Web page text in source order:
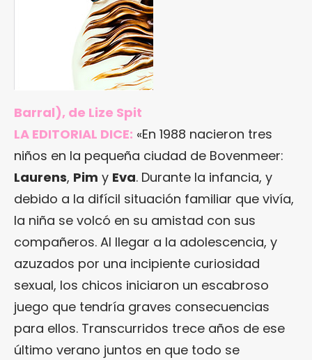
Barral), de Lize Spit
LA EDITORIAL DICE: «En 1988 nacieron tres
niños en la pequeña ciudad de Bovenmeer:
Laurens, Pim y Eva. Durante la infancia, y
debido a la difícil situación familiar que vivía,
la niña se volcó en su amistad con sus
compañeros. Al llegar a la adolescencia, y
azuzados por una incipiente curiosidad
sexual, los chicos iniciaron un escabroso
juego que tendría graves consecuencias
para ellos. Transcurridos trece años de ese
último verano juntos en que todo se